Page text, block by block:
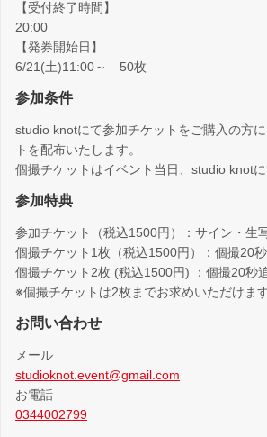
【受付終了時間】
20:00
【発券開始日】
6/21(土)11:00～ 50枚
参加条件
studio knotにて参加チケットをご購入の方
トを配布いたします。
個撮チケットはイベント当日、studio knotに
参加特典
参加チケット（税込1500円）：サイン・生
個撮チケット1枚（税込1500円）：個撮20
個撮チケット2枚 (税込1500円) ：個撮20秒
※個撮チケットは2枚までお求めいただけます
お問い合わせ
メール
studioknot.event@gmail.com
お電話
0344002799